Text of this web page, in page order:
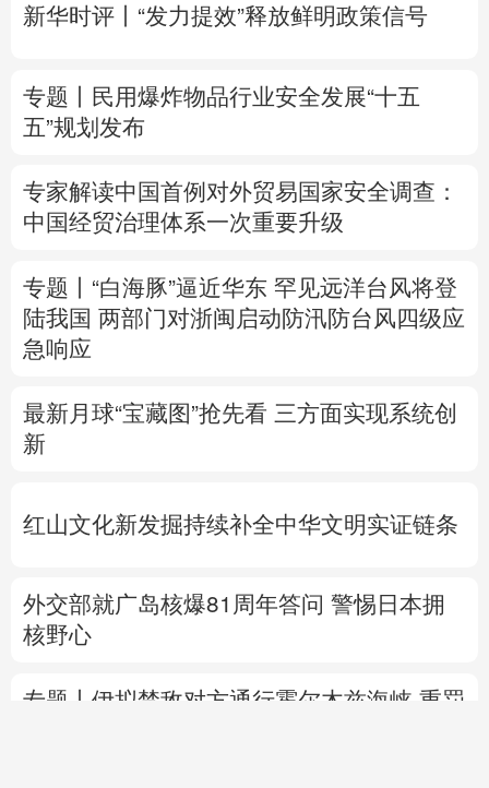
Deutsch Português
新华时评丨“发力提效”释放鲜明政策信号
专题丨
民用爆炸物品行业安全发展“十五
五”规划发布
专家解读中国首例对外贸易国家安全调查：
中国经贸治理体系一次重要升级
专题丨 “白海豚”逼近华东 罕见远洋台风将登
陆我国 两部门对浙闽启动防汛防台风四级应
急响应
最新月球“宝藏图”抢先看 三方面实现系统创
新
红山文化新发掘持续补全中华文明实证链条
外交部就广岛核爆81周年答问 警惕日本拥
核野心
专题丨 伊拟禁敌对方通行霍尔木兹海峡 重罚